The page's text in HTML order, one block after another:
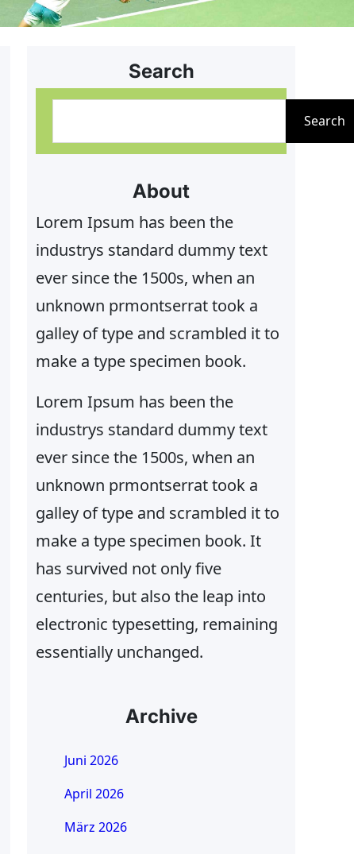
Search
c
e
n
Search
About
Lorem Ipsum has been the
industrys standard dummy text
ever since the 1500s, when an
unknown prmontserrat took a
galley of type and scrambled it to
make a type specimen book.
Lorem Ipsum has been the
industrys standard dummy text
ever since the 1500s, when an
unknown prmontserrat took a
galley of type and scrambled it to
make a type specimen book. It
has survived not only five
centuries, but also the leap into
electronic typesetting, remaining
essentially unchanged.
Archive
Juni 2026
April 2026
März 2026